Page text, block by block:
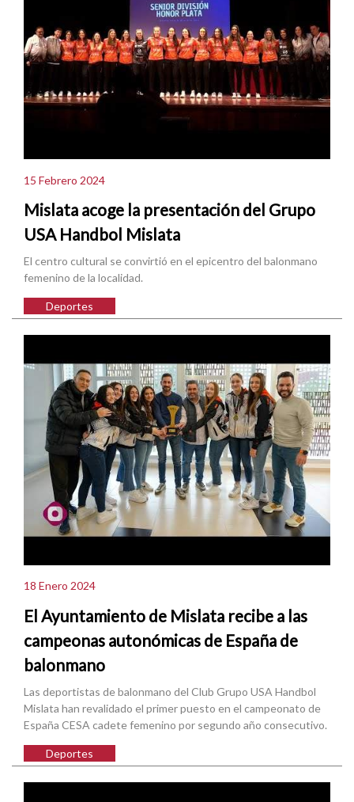
15 Febrero 2024
Mislata acoge la presentación del Grupo
USA Handbol Mislata
El centro cultural se convirtió en el epicentro del balonmano
femenino de la localidad.
Deportes
18 Enero 2024
El Ayuntamiento de Mislata recibe a las
campeonas autonómicas de España de
balonmano
Las deportistas de balonmano del Club Grupo USA Handbol
Mislata han revalidado el primer puesto en el campeonato de
España CESA cadete femenino por segundo año consecutivo.
Deportes